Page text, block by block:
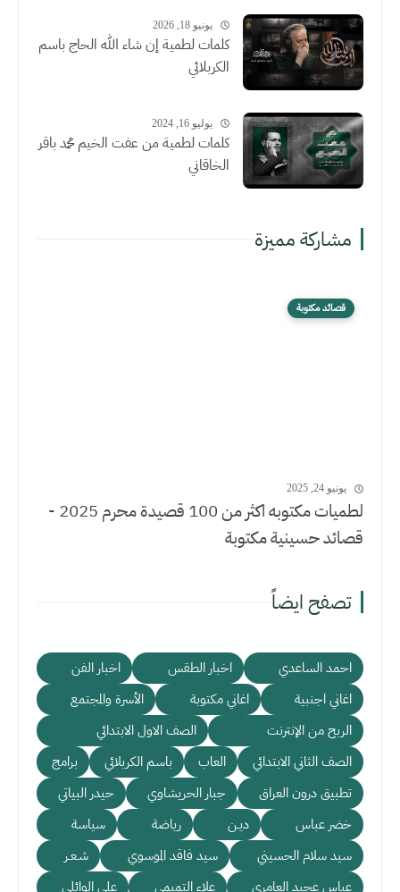
يونيو 18, 2026
كلمات لطمية إن شاء الله الحاج باسم
الكربلائي
يوليو 16, 2024
كلمات لطمية من عفت الخيم محمد باقر
الخاقاني
مشاركة مميزة
قصائد مكتوبة
يونيو 24, 2025
لطميات مكتوبه اكثر من 100 قصيدة محرم 2025 -
قصائد حسينية مكتوبة
تصفح ايضاً
احمد الساعدي اخبار الطقس
اخبار الفن
اغاني اجنبية
اغاني مكتوبة
الأسرة والمجتمع
الربح من الإنترنت
الصف الاول الابتدائي
الصف الثاني الابتدائي
العاب باسم الكربلائي
برامج
تطبيق درون العراق
جبار الحريشاوي
حيدر البياتي
خضر عباس
ديـن رياضة
سياسة
سيد سلام الحسيني
سيد فاقد الموسوي
شـعـر
عباس عجيد العامري
علاء التميمي علي الوائلي